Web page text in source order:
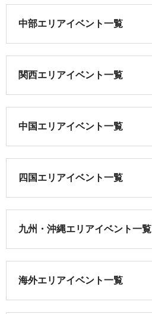
中部エリアイベント一覧
関西エリアイベント一覧
中国エリアイベント一覧
四国エリアイベント一覧
九州・沖縄エリアイベント一覧
海外エリアイベント一覧